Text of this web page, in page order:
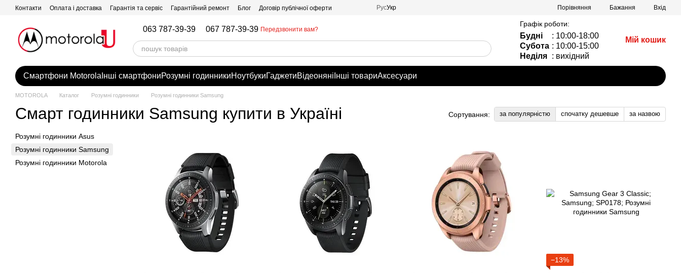
Перейти до основного контенту
Контакти Оплата і доставка Гарантія та сервіс Гарантійний ремонт Блог Договір публічної оферти РусУкр Порівняння Бажання Вхід
063 787-39-39 067 787-39-39 Передзвонити вам?
Графік роботи:
Будні
: 10:00-18:00
Субота : 10:00-15:00
Неділя : вихідний
Мій кошик
Смартфони Motorola Інші смартфониРозумні годинникиНоутбукиГаджетиВідеоняні Інші товариАксесуари
MOTOROLA Каталог Розумні годинники Розумні годинники Samsung
Смарт годинники Samsung купити в Україні Сортування: за популярністю спочатку дешевше за назвою
−13%
Розумні годинники Asus
Розумні годинники Samsung
Розумні годинники Motorola